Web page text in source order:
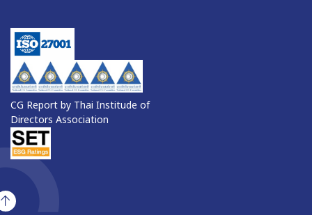
CG Report by Thai Institude of
Directors Association